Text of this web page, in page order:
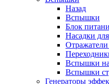
Назад
Вспышки
Блок
Насадки
Вспышки
Вспышки
Генераторы